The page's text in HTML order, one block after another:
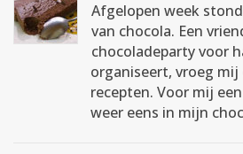
Afgelopen week
van chocola. Een
chocoladeparty voor
organiseert, vroeg mij
recepten. Voor mij
weer eens in mijn